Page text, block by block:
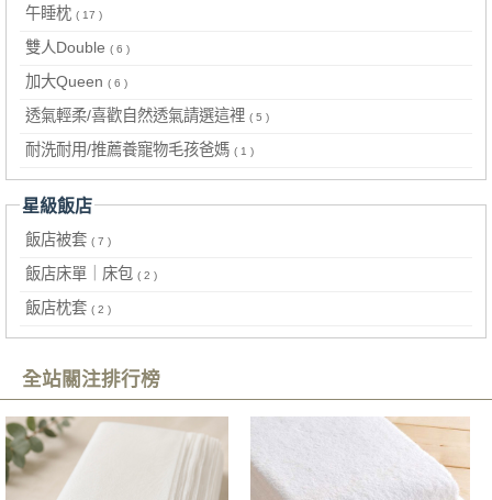
午睡枕 ( 17 )
雙人Double ( 6 )
加大Queen ( 6 )
透氣輕柔/喜歡自然透氣請選這裡 ( 5 )
耐洗耐用/推薦養寵物毛孩爸媽 ( 1 )
星級飯店
飯店被套 ( 7 )
飯店床單｜床包 ( 2 )
飯店枕套 ( 2 )
全站關注排行榜